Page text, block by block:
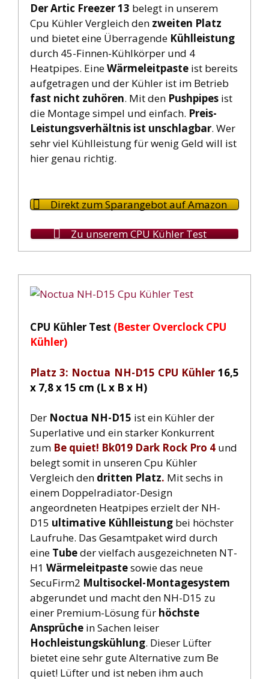
Der Artic Freezer 13 belegt in unserem
Cpu Kühler Vergleich den zweiten Platz
und bietet eine Überragende Kühlleistung
durch 45-Finnen-Kühlkörper und 4
Heatpipes. EineWärmeleitpasteist bereits
aufgetragen und der Kühler ist im Betrieb
fast nicht zuhören. Mit den Pushpipesist
die Montage simpel und einfach. Preis-
Leistungsverhältnis ist unschlagbar. Wer
sehr viel Kühlleistung für wenig Geld will ist
hier genau richtig.
Direkt zum Sparangebot auf Amazon
Zu unserem CPU Kühler Test
CPU Kühler Test (Bester Overclock CPU
Kühler)
Platz 3: Noctua NH-D15 CPU Kühler16,5
x 7,8 x 15 cm (L x B x H)
Der Noctua NH-D15 ist ein Kühler der
Superlative und ein starker Konkurrent
zum Be quiet! Bk019 Dark Rock Pro 4 und
belegt somit in unseren Cpu Kühler
Vergleich den dritten Platz. Mit sechs in
einem Doppelradiator-Design
angeordneten Heatpipes erzielt der NH-
D15 ultimative Kühlleistungbei höchster
Laufruhe. Das Gesamtpaket wird durch
eine Tubeder vielfach ausgezeichneten NT-
H1 Wärmeleitpastesowie das neue
SecuFirm2 Multisockel-Montagesystem
abgerundet und macht den NH-D15 zu
einer Premium-Lösung für höchste
Ansprüchein Sachen leiser
Hochleistungskühlung. Dieser Lüfter
bietet eine sehr gute Alternative zum Be
quiet! Lüfter und ist neben ihm auch